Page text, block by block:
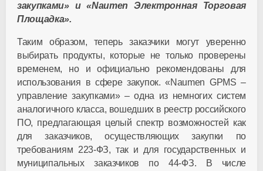
закупками» и «Naumen Электронная Торговая
Площадка».
Таким образом, теперь заказчики могут уверенно
выбирать продукты, которые не только проверены
временем, но и официально рекомендованы для
использования в сфере закупок. «Naumen GPMS –
управление закупками» – одна из немногих систем
аналогичного класса, вошедших в реестр российского
ПО, предлагающая целый спектр возможностей как
для заказчиков, осуществляющих закупки по
требованиям 223-ФЗ, так и для государственных и
муниципальных заказчиков по 44-ФЗ. В числе